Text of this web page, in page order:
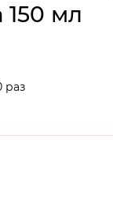
мл
раз